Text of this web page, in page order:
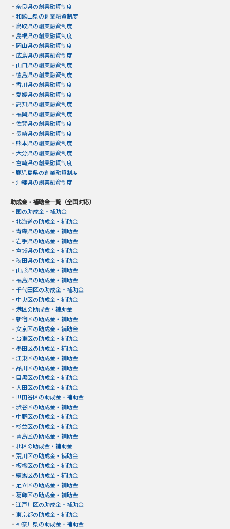
・ 奈良県の創業融資制度
・ 和歌山県の創業融資制度
・ 鳥取県の創業融資制度
・ 島根県の創業融資制度
・ 岡山県の創業融資制度
・ 広島県の創業融資制度
・ 山口県の創業融資制度
・ 徳島県の創業融資制度
・ 香川県の創業融資制度
・ 愛媛県の創業融資制度
・ 高知県の創業融資制度
・ 福岡県の創業融資制度
・ 佐賀県の創業融資制度
・ 長崎県の創業融資制度
・ 熊本県の創業融資制度
・ 大分県の創業融資制度
・ 宮崎県の創業融資制度
・ 鹿児島県の創業融資制度
・ 沖縄県の創業融資制度
助成金・補助金一覧（全国対応）
・ 国の助成金・補助金
・ 北海道の助成金・補助金
・ 青森県の助成金・補助金
・ 岩手県の助成金・補助金
・ 宮城県の助成金・補助金
・ 秋田県の助成金・補助金
・ 山形県の助成金・補助金
・ 福島県の助成金・補助金
・ 千代田区の助成金・補助金
・ 中央区の助成金・補助金
・ 港区の助成金・補助金
・ 新宿区の助成金・補助金
・ 文京区の助成金・補助金
・ 台東区の助成金・補助金
・ 墨田区の助成金・補助金
・ 江東区の助成金・補助金
・ 品川区の助成金・補助金
・ 目黒区の助成金・補助金
・ 大田区の助成金・補助金
・ 世田谷区の助成金・補助金
・ 渋谷区の助成金・補助金
・ 中野区の助成金・補助金
・ 杉並区の助成金・補助金
・ 豊島区の助成金・補助金
・ 北区の助成金・補助金
・ 荒川区の助成金・補助金
・ 板橋区の助成金・補助金
・ 練馬区の助成金・補助金
・ 足立区の助成金・補助金
・ 葛飾区の助成金・補助金
・ 江戸川区の助成金・補助金
・ 東京都の助成金・補助金
・ 神奈川県の助成金・補助金